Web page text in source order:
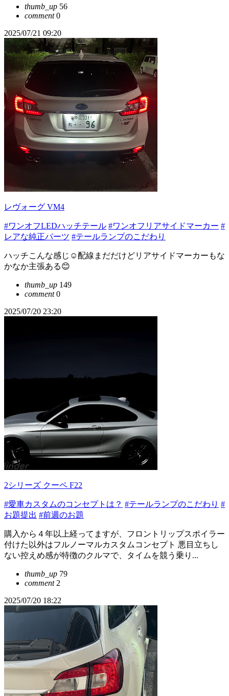
thumb_up 56
comment0
2025/07/21 09:20
レヴォーグ VM4
#ワンオフLEDハッチテール #ワンオフリアサイドマーカー #
レアな純正パーツ #テールランプのこだわり
ハッチこんな感じ☺️配線まだだけどリアサイドマーカーもな
かなか主張ある😊
thumb_up 149
comment0
2025/07/20 23:20
2シリーズ クーペ F22
#愛車カスタムのコンセプトは？ #テールランプのこだわり #
お題提出 #前週のお題
購入から４年以上経ってますが、フロントリップスポイラー
付けた以外はフルノーマルカスタムコンセプト 悪目立ちし
ない控えめ感が特徴のクルマで、タイムを競う乗り...
thumb_up 79
comment2
2025/07/20 18:22